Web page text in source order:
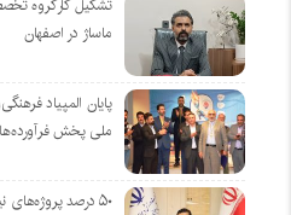
تشکیل کارگروه
ماساژ در اصفهان
پایان المپیاد
ملی پخش
۵۰ درصد پروژه‌های